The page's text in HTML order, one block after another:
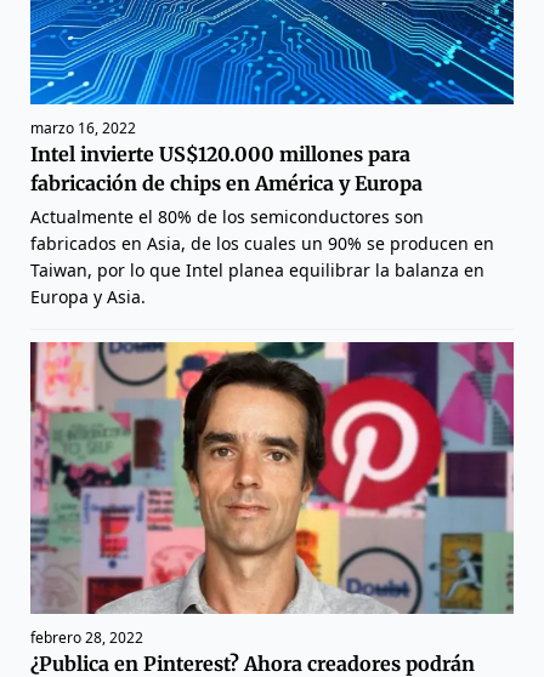
marzo 16, 2022
Intel invierte US$120.000 millones para
fabricación de chips en América y Europa
Actualmente el 80% de los semiconductores son
fabricados en Asia, de los cuales un 90% se producen en
Taiwan, por lo que Intel planea equilibrar la balanza en
Europa y Asia.
febrero 28, 2022
¿Publica en Pinterest? Ahora creadores podrán